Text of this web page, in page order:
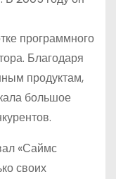
программного
Благодаря
продуктам,
большое
«Саймс
своих